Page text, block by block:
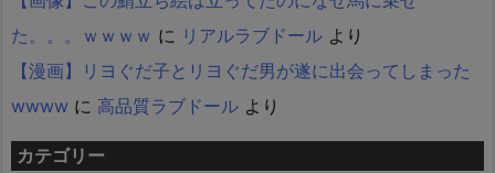
た。。。ｗｗｗｗ に リアルラブドール より
【漫画】リヨぐだ子とリヨぐだ男が遂に出会ってしまった
wwww に 高品質ラブドール より
カテゴリー